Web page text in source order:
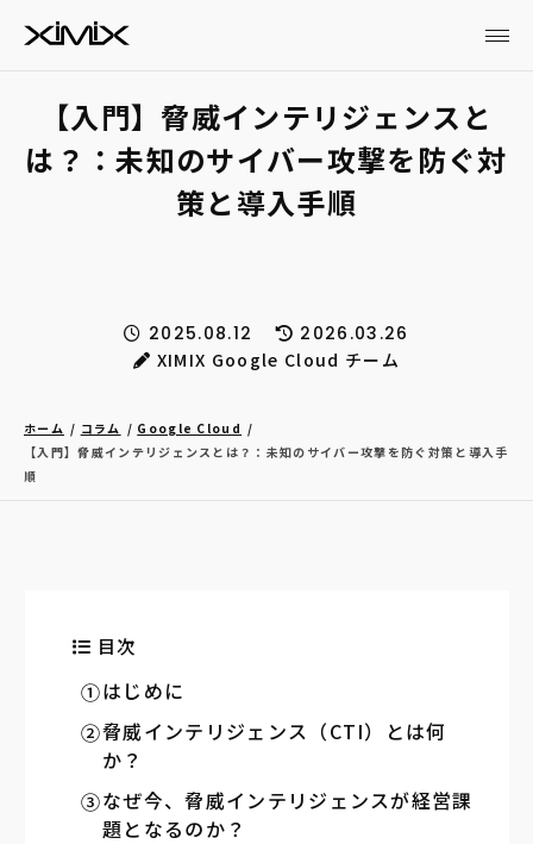
【入門】脅威インテリジェンスと
は？：未知のサイバー攻撃を防ぐ対
策と導入手順
2025.08.12
2026.03.26
XIMIX Google Cloud チーム
ホーム コラム
Google Cloud
【入門】脅威インテリジェンスとは？：未知のサイバー攻撃を防ぐ対策と導入手
順
目次
はじめに
脅威インテリジェンス（CTI）とは何
か？
なぜ今、脅威インテリジェンスが経営課
題となるのか？